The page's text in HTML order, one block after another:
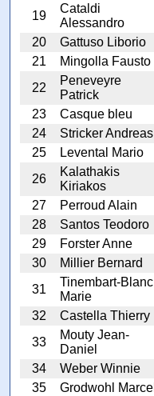
19
Cataldi
Alessandro
20
Gattuso Liborio
21
Mingolla Fausto
22
Peneveyre
Patrick
23
Casque bleu
24
Stricker Andreas
25
Levental Mario
26
Kalathakis
Kiriakos
27
Perroud Alain
28
Santos Teodoro
29
Forster Anne
30
Millier Bernard
31
Tinembart-Blanc
Marie
32
Castella Thierry
33
Mouty Jean-
Daniel
34
Weber Winnie
35
Grodwohl Marcel